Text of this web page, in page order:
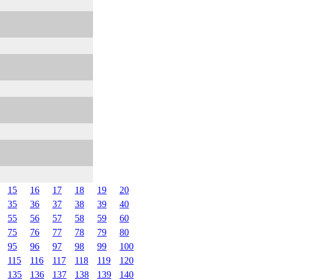
15 16 17 18 19
20
35 36 37 38 39
40
55 56 57 58 59
60
75 76 77 78 79
80
95 96 97 98 99
100
115 116 117 118 119
120
135 136 137 138 139
140